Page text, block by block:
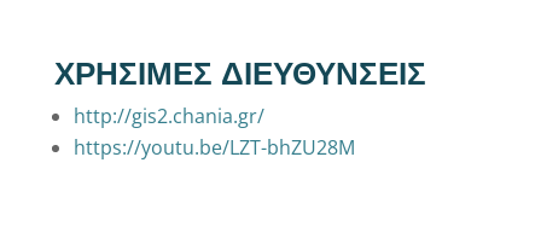
ΧΡΗΣΙΜΕΣ ΔΙΕΥΘΥΝΣΕΙΣ
http://gis2.chania.gr/
https://youtu.be/LZT-bhZU28M